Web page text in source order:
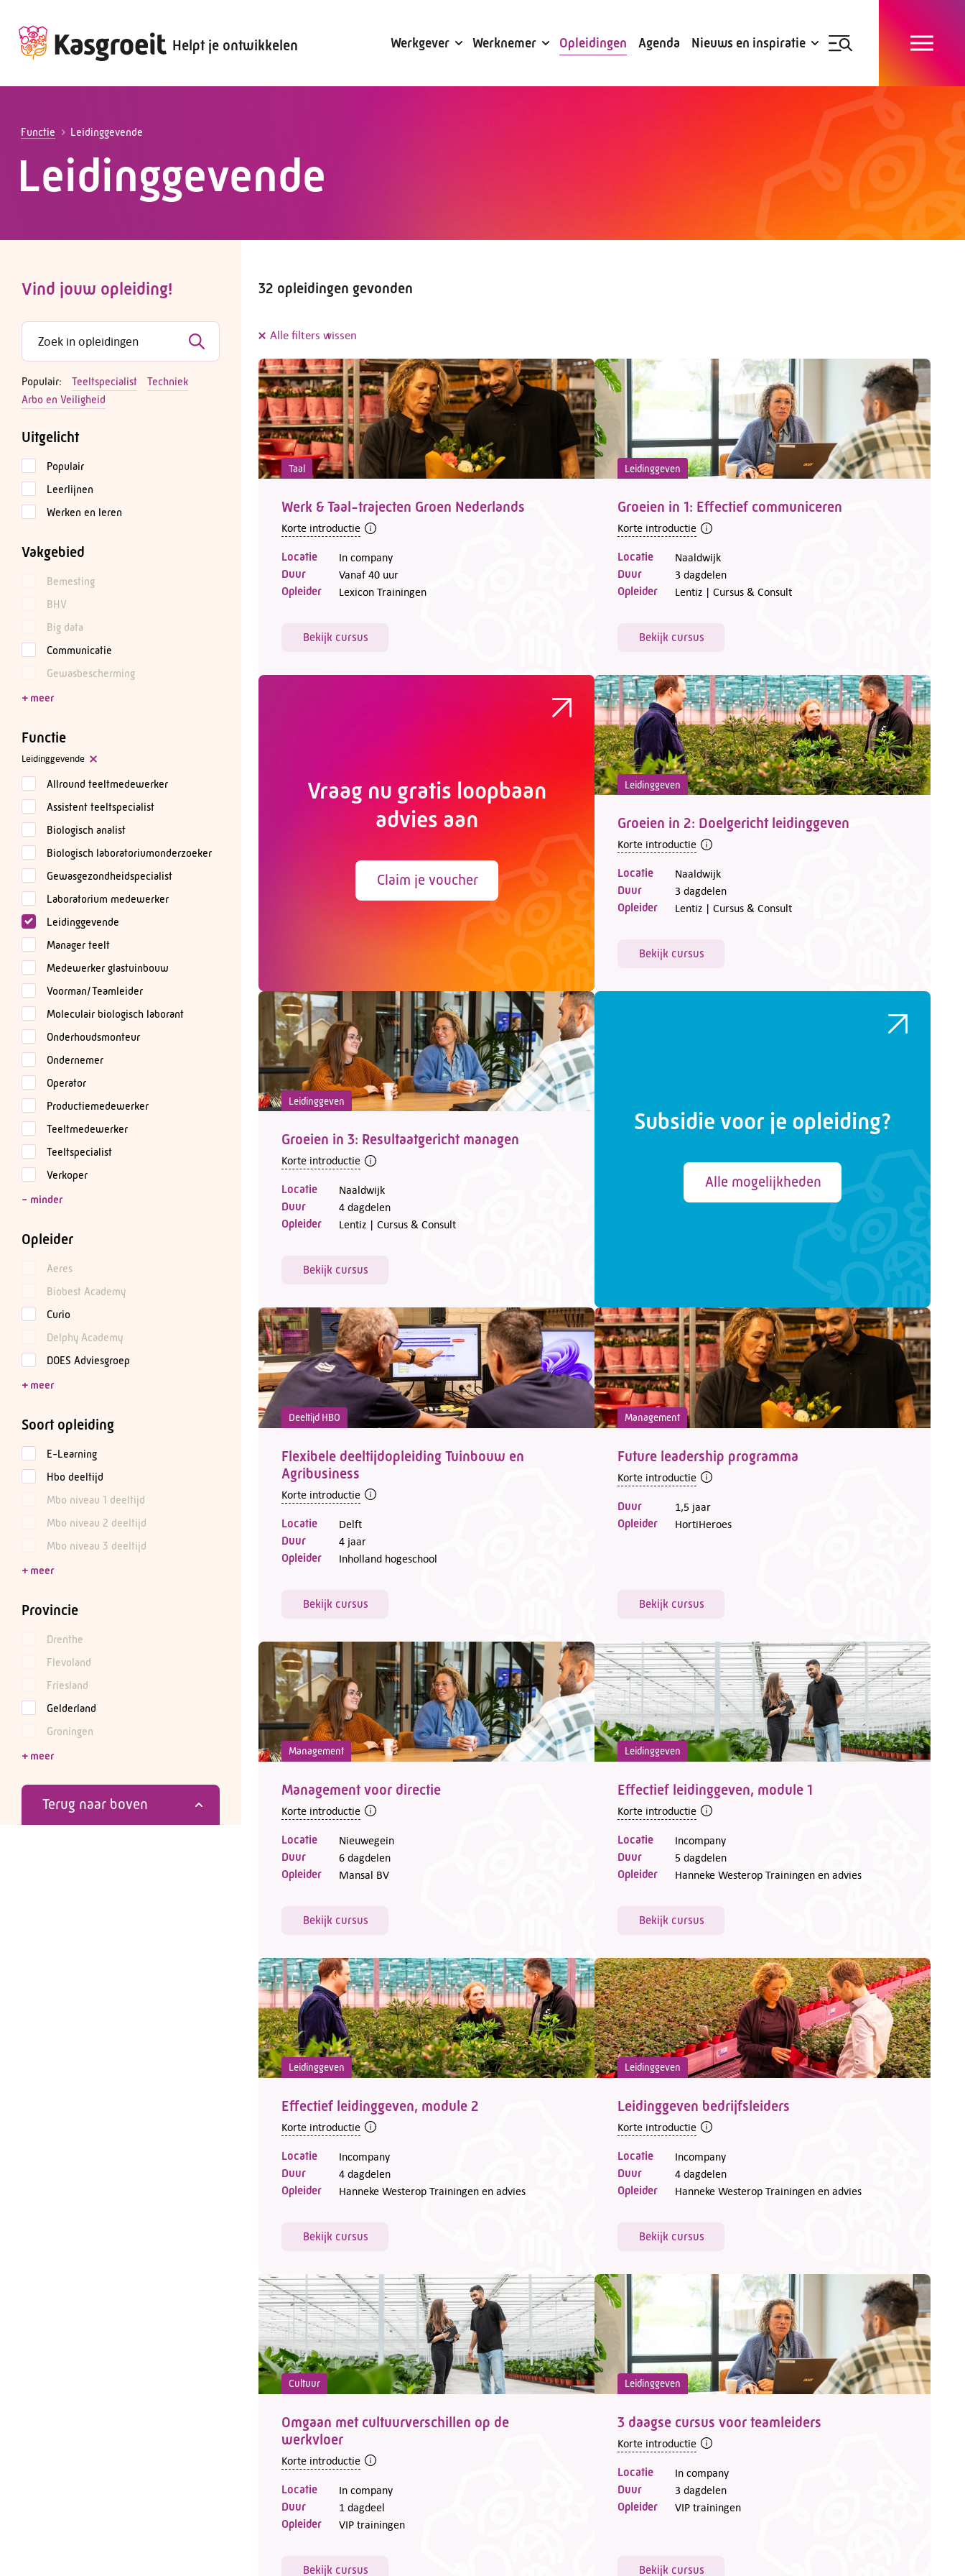
Helpt je ontwikkelen Werkgever
Alles voor de werkgever
Werknemer
Alles voor de werknemer
Opleidingen Agenda Nieuws en inspiratie
Nieuwsbrief
Functie Leidinggevende
Leidinggevende
Vind jouw opleiding!
Populair: Teeltspecialist
Techniek
Arbo en Veiligheid
Uitgelicht
Populair
Leerlijnen
Werken en leren
Vakgebied
Bemesting
BHV
Big data
Communicatie
Gewasbescherming
Functie
Leidinggevende
Allround teeltmedewerker
Assistent teeltspecialist
Biologisch analist
Biologisch laboratoriumonderzoeker
Gewasgezondheidspecialist
Laboratorium medewerker
Leidinggevende
Manager teelt
Medewerker glastuinbouw
Voorman/Teamleider
Moleculair biologisch laborant
Onderhoudsmonteur
Ondernemer
Operator
Productiemedewerker
Teeltmedewerker
Teeltspecialist
Verkoper
Opleider
Aeres
Biobest Academy
Curio
Delphy Academy
DOES Adviesgroep
Soort opleiding
E-Learning
Hbo deeltijd
Mbo niveau 1 deeltijd
Mbo niveau 2 deeltijd
Mbo niveau 3 deeltijd
Provincie
Drenthe
Flevoland
Friesland
Gelderland
Groningen
Terug naar boven
32 opleidingen gevonden
Alle filters wissen
Taal
Werk & Taal-trajecten Groen Nederlands
Korte introductie
Locatie In company
Duur Vanaf 40 uur
Opleider Lexicon Trainingen
Bekijk cursus
Leidinggeven
Groeien in 1: Effectief communiceren
Korte introductie
Locatie Naaldwijk
Duur 3 dagdelen
Opleider Lentiz | Cursus & Consult
Bekijk cursus
Vraag nu gratis loopbaan
advies aan
Claim je voucher
Leidinggeven
Groeien in 2: Doelgericht leidinggeven
Korte introductie
Locatie Naaldwijk
Duur 3 dagdelen
Opleider Lentiz | Cursus & Consult
Bekijk cursus
Leidinggeven
Groeien in 3: Resultaatgericht managen
Korte introductie
Locatie Naaldwijk
Duur 4 dagdelen
Opleider Lentiz | Cursus & Consult
Bekijk cursus
Subsidie voor je opleiding?
Alle mogelijkheden
Deeltijd HBO
Flexibele deeltijdopleiding Tuinbouw en
Agribusiness
Korte introductie
Locatie Delft
Duur 4 jaar
Opleider Inholland hogeschool
Bekijk cursus
Management
Future leadership programma
Korte introductie
Duur 1,5 jaar
Opleider HortiHeroes
Bekijk cursus
Management
Management voor directie
Korte introductie
Locatie Nieuwegein
Duur 6 dagdelen
Opleider Mansal BV
Bekijk cursus
Leidinggeven
Effectief leidinggeven, module 1
Korte introductie
Locatie Incompany
Duur 5 dagdelen
Opleider Hanneke Westerop Trainingen en advies
Bekijk cursus
Leidinggeven
Effectief leidinggeven, module 2
Korte introductie
Locatie Incompany
Duur 4 dagdelen
Opleider Hanneke Westerop Trainingen en advies
Bekijk cursus
Leidinggeven
Leidinggeven bedrijfsleiders
Korte introductie
Locatie Incompany
Duur 4 dagdelen
Opleider Hanneke Westerop Trainingen en advies
Bekijk cursus
Cultuur
Omgaan met cultuurverschillen op de
werkvloer
Korte introductie
Locatie In company
Duur 1 dagdeel
Opleider VIP trainingen
Bekijk cursus
Leidinggeven
3 daagse cursus voor teamleiders
Korte introductie
Locatie In company
Duur 3 dagdelen
Opleider VIP trainingen
Bekijk cursus